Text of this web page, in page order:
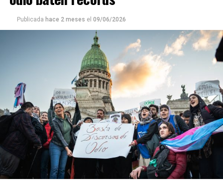
Publicada hace 2 meses el 09/06/2026